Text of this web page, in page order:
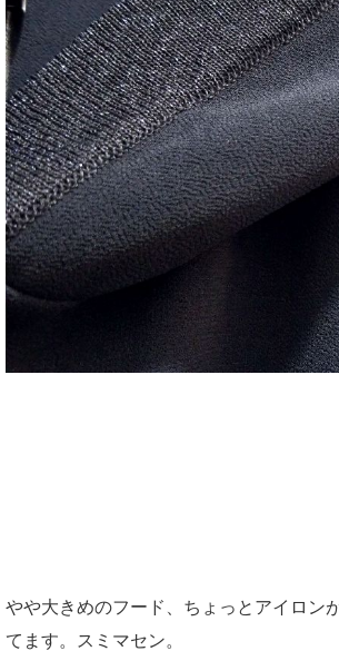
やや大きめのフード、ちょっとアイロン
てます。スミマセン。